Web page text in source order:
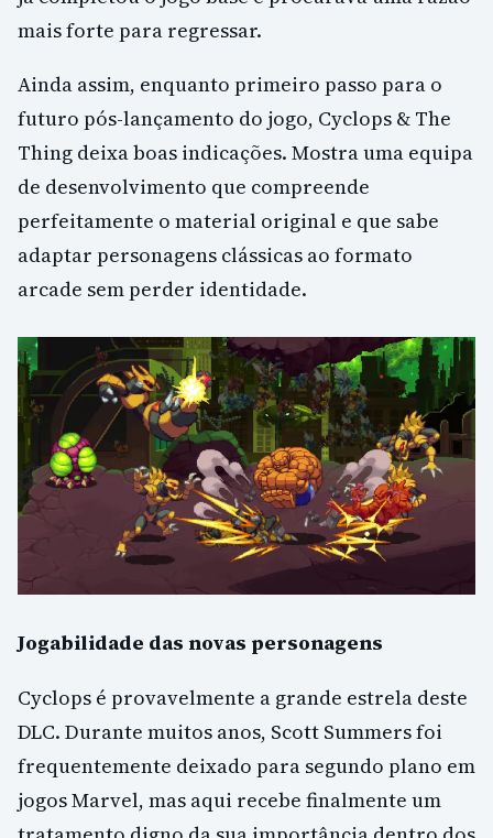
mais forte para regressar.
Ainda assim, enquanto primeiro passo para o
futuro pós-lançamento do jogo, Cyclops & The
Thing deixa boas indicações. Mostra uma equipa
de desenvolvimento que compreende
perfeitamente o material original e que sabe
adaptar personagens clássicas ao formato
arcade sem perder identidade.
Jogabilidade das novas personagens
Cyclops é provavelmente a grande estrela deste
DLC. Durante muitos anos, Scott Summers foi
frequentemente deixado para segundo plano em
jogos Marvel, mas aqui recebe finalmente um